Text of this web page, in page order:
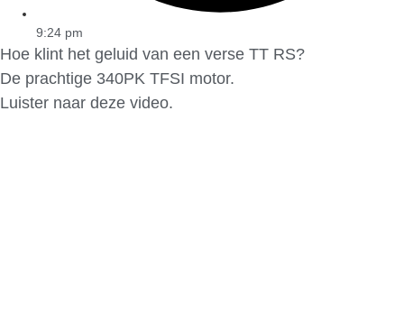
9:24 pm
Hoe klint het geluid van een verse TT RS?
De prachtige 340PK TFSI motor.
Luister naar deze video.